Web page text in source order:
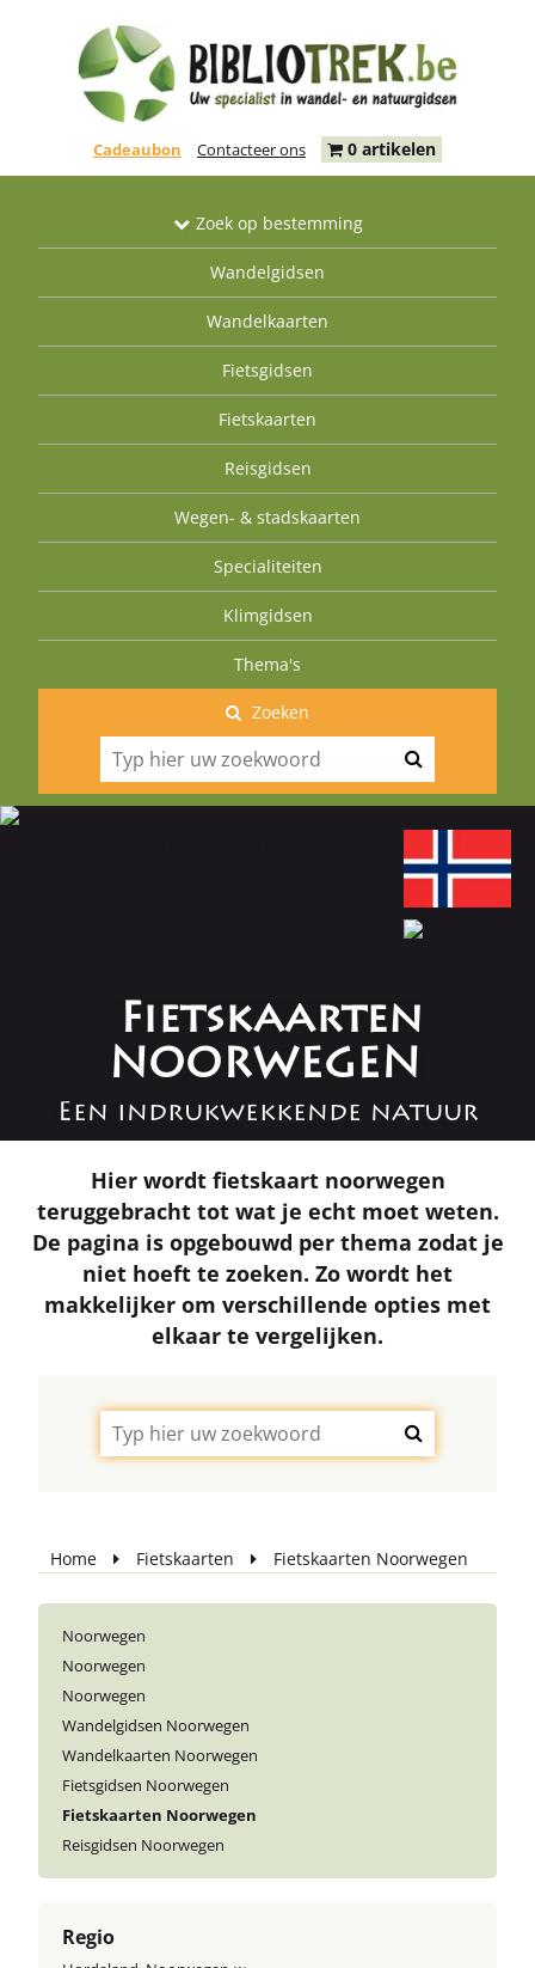
Cadeaubon Contacteer ons 0 artikelen
Zoek op bestemming
Wandelgidsen
Wandelkaarten
Fietsgidsen
Fietskaarten
Reisgidsen
Wegen- & stadskaarten
Specialiteiten
Klimgidsen
Thema's
Zoeken
Fietskaarten
NOORWEGEN
Een indrukwekkende natuur
Hier wordt fietskaart noorwegen
teruggebracht tot wat je echt moet weten.
De pagina is opgebouwd per thema zodat je
niet hoeft te zoeken. Zo wordt het
makkelijker om verschillende opties met
elkaar te vergelijken.
Home Fietskaarten Fietskaarten Noorwegen
Noorwegen
Noorwegen
Noorwegen
Wandelgidsen Noorwegen
Wandelkaarten Noorwegen
Fietsgidsen Noorwegen
Fietskaarten Noorwegen
Reisgidsen Noorwegen
Regio